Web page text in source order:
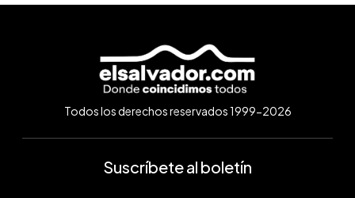
Todos los derechos reservados 1999-2026
Suscríbete al boletín